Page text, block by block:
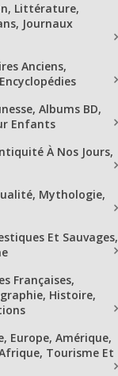
Littérature,
Journaux
Anciens,
Albums BD,
Enfants
À Nos Jours,
Mythologie,
Et Sauvages,
Françaises,
Histoire,
Europe, Amérique,
Tourisme Et